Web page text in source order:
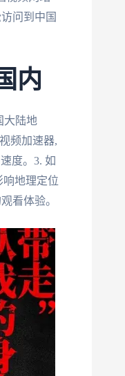
问到中国
内
大陆地
频加速器,
度。3. 如
响地理定位
看体验。